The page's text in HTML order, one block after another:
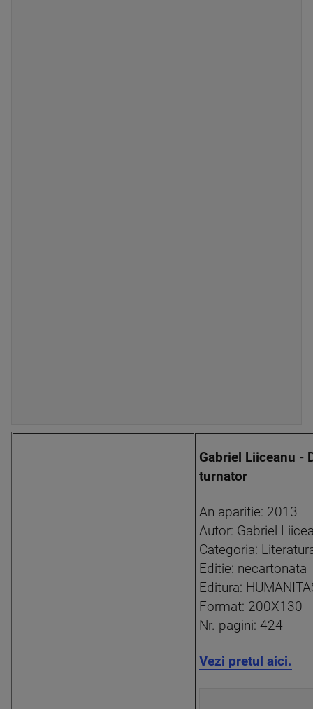
Gabriel Liiceanu -
turnator
An aparitie: 2013
Autor: Gabriel
Categoria:
Editie: necartonata
Editura:
Format: 200X130
Nr. pagini: 424
Vezi pretul aici.